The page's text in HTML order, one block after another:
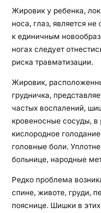
Жировик у ребенка,
носа, глаз, является
к единичным
ногах следует
риска травматизации.
Жировик,
грудничка,
частых воспалений,
кровеносные сосуды, в
кислородное
головные боли.
больнице, народные
Редко проблема
спине, животе, груди,
пояснице. Шишки в